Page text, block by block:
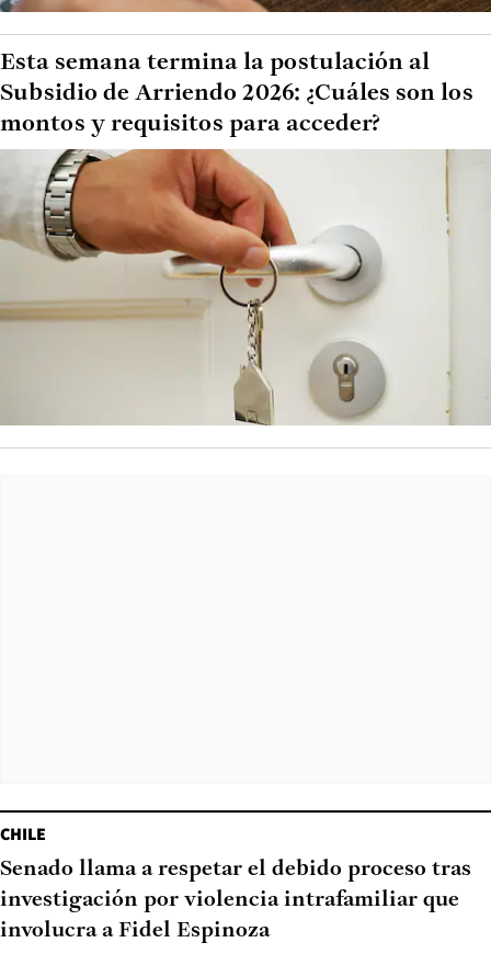
Esta semana termina la postulación al
Subsidio de Arriendo 2026: ¿Cuáles son los
montos y requisitos para acceder?
CHILE
Senado llama a respetar el debido proceso tras
investigación por violencia intrafamiliar que
involucra a Fidel Espinoza